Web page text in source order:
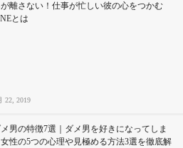
能
離さない！仕事が忙しい彼の心をつかむ
とは
22, 2019
男の特徴7選｜ダメ男を好きになってしま
女性の5つの心理や見極める方法3選を徹底解